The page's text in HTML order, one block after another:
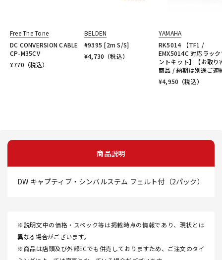
Free The Tone
DC CONVERSION CABLE
CP-M35CV
¥770 （税込）
BELDEN
#9395 [2m S/S]
¥4,730 （税込）
YAMAHA
RK5014 【TF1 /
EMX5014C 対応ラッ
ントキット】【お取り
商品 / 納期は別途ご連
¥4,950 （税込）
商品説明
DW キャプティブ・シンバルステム フェルト付（2パック）
※説明文中の価格・スペック等は掲載時点の情報であり、現状とは
異なる場合がございます。
※商品は店頭及び外部ECでも併売しておりますため、ご注文のタイ